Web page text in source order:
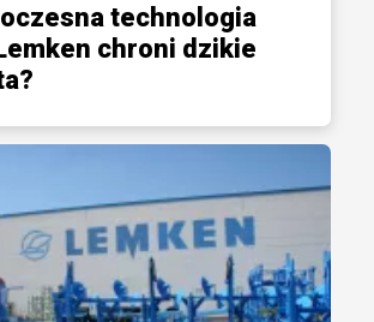
technologia
chroni dzikie